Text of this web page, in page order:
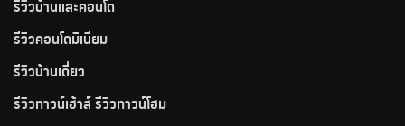
รีวิวบ้านและคอนโด
รีวิวคอนโดมิเนียม
รีวิวบ้านเดี่ยว
รีวิวทาวน์เฮ้าส์ รีวิวทาวน์โฮม